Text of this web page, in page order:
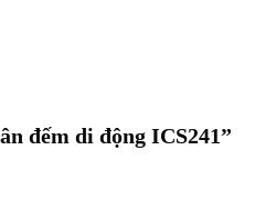
đếm di động ICS241”